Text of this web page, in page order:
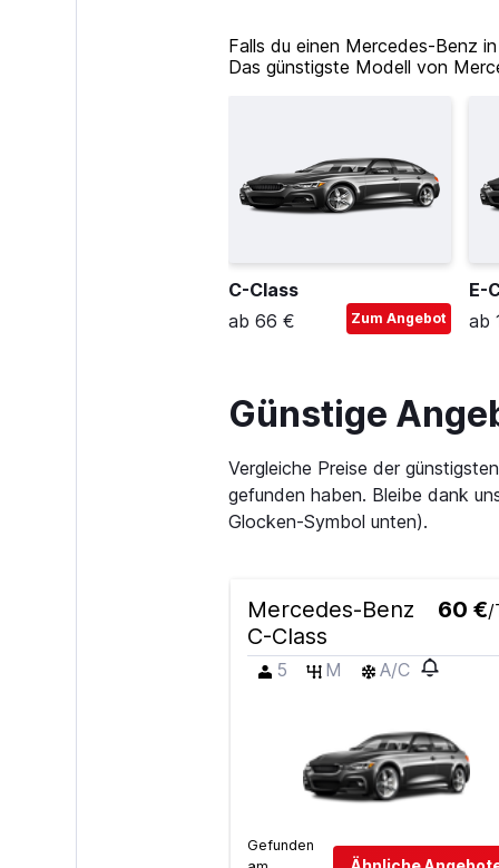
Falls du einen Mercedes-Benz
Das günstigste Modell von
C-Class
ab 66 €
Zum Angebot
E-
ab
Günstige
Vergleiche Preise der
gefunden haben. Bleibe dank
Glocken-Symbol unten).
Mercedes-Benz
C-Class
60 €/
5 M A/C
Gefunden